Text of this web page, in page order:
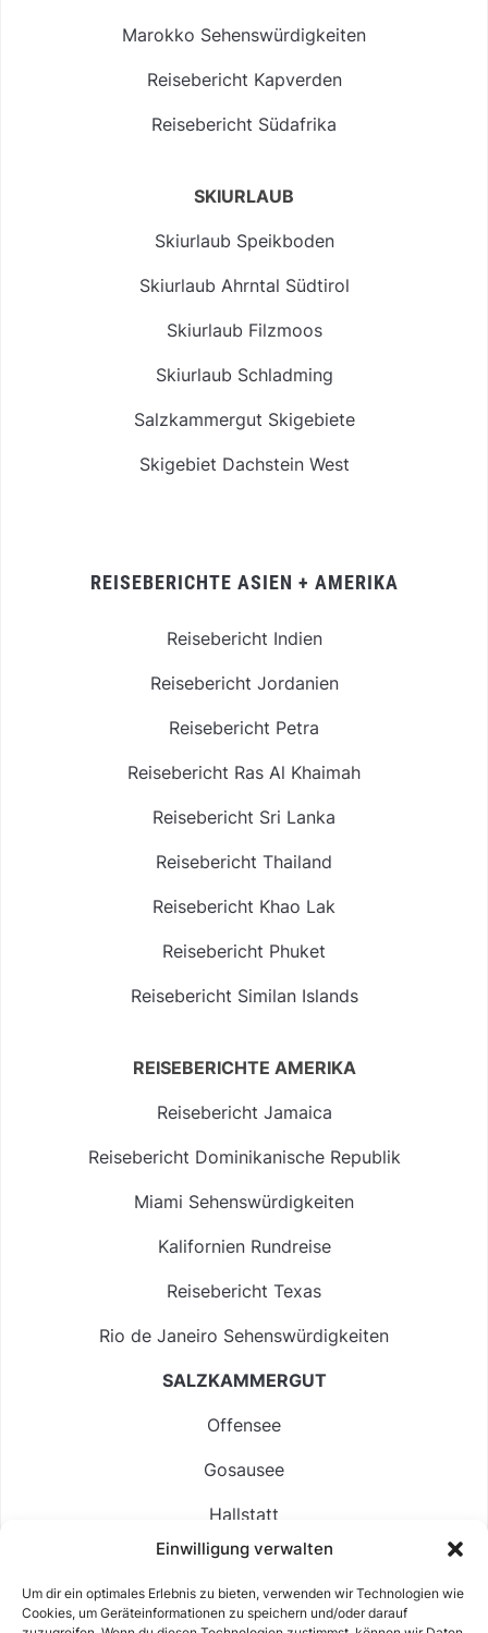
Einwilligung verwalten
Um dir ein optimales Erlebnis zu bieten, verwenden wir Technologien wie
Cookies, um Geräteinformationen zu speichern und/oder darauf
Marokko Sehenswürdigkeiten
Reisebericht Kapverden
Reisebericht Südafrika
SKIURLAUB
Skiurlaub Speikboden
Skiurlaub Ahrntal Südtirol
Skiurlaub Filzmoos
Skiurlaub Schladming
Salzkammergut Skigebiete
Skigebiet Dachstein West
REISEBERICHTE ASIEN + AMERIKA
Reisebericht Indien
Reisebericht Jordanien
Reisebericht Petra
Reisebericht Ras Al Khaimah
Reisebericht Sri Lanka
Reisebericht Thailand
Reisebericht Khao Lak
Reisebericht Phuket
Reisebericht Similan Islands
REISEBERICHTE AMERIKA
Reisebericht Jamaica
Reisebericht Dominikanische Republik
Miami Sehenswürdigkeiten
Kalifornien Rundreise
Reisebericht Texas
Rio de Janeiro Sehenswürdigkeiten
SALZKAMMERGUT
Offensee
Gosausee
Hallstatt
Langbathsee
Altausseer See